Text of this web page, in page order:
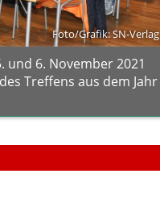
Foto/Grafik: SN-Verlag
und 6. November 2021
Treffens aus dem Jahr